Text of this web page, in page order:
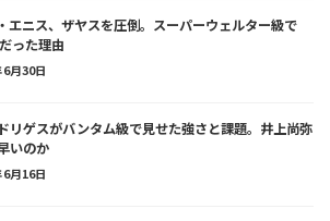
エニス、ザヤスを圧倒。スーパーウェルター級で
った理由
月30日
リゲスがバンタム級で見せた強さと課題。井上尚弥
いのか
月16日